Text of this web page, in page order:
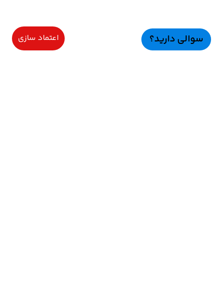
سوالی دارید؟ اعتماد سازی